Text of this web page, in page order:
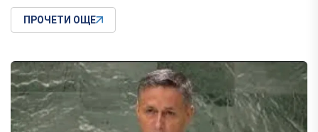
ПРОЧЕТИ ОЩЕ